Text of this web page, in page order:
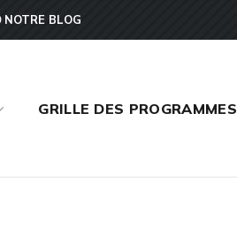
NOTRE BLOG
GRILLE DES PROGRAMMES